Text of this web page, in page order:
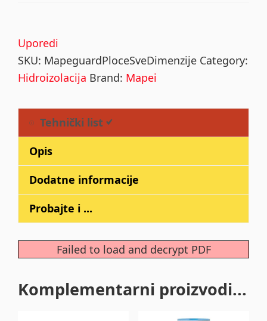
Uporedi
SKU: MapeguardPloceSveDimenzije Category:
Hidroizolacija Brand: Mapei
Tehnički list
Opis
Dodatne informacije
Probajte i ...
Failed to load and decrypt PDF
Komplementarni proizvodi...